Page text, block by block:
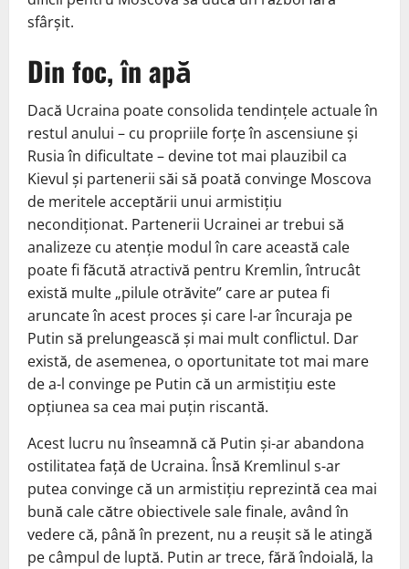
sfârșit.
Din foc, în apă
Dacă Ucraina poate consolida tendințele actuale în
restul anului – cu propriile forțe în ascensiune și
Rusia în dificultate – devine tot mai plauzibil ca
Kievul și partenerii săi să poată convinge Moscova
de meritele acceptării unui armistițiu
necondiționat. Partenerii Ucrainei ar trebui să
analizeze cu atenție modul în care această cale
poate fi făcută atractivă pentru Kremlin, întrucât
există multe „pilule otrăvite” care ar putea fi
aruncate în acest proces și care l-ar încuraja pe
Putin să prelungească și mai mult conflictul. Dar
există, de asemenea, o oportunitate tot mai mare
de a-l convinge pe Putin că un armistițiu este
opțiunea sa cea mai puțin riscantă.
Acest lucru nu înseamnă că Putin și-ar abandona
ostilitatea față de Ucraina. Însă Kremlinul s-ar
putea convinge că un armistițiu reprezintă cea mai
bună cale către obiectivele sale finale, având în
vedere că, până în prezent, nu a reușit să le atingă
pe câmpul de luptă. Putin ar trece, fără îndoială, la